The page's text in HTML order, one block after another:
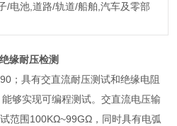
/电池,道路/轨道/船舶,汽车及零部
缘耐压检测
；具有交直流耐压测试和绝缘电阻
够实现可编程测试。交直流电压输
范围100KΩ~99GΩ，同时具有电弧